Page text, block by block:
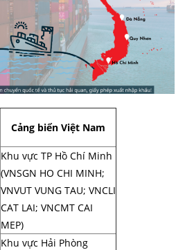
Cảng biển Việt Nam
Khu vực TP Hồ Chí Minh
(VNSGN HO CHI MINH;
VNVUT VUNG TAU; VNCLI
CAT LAI; VNCMT CAI
MEP)
Khu vực Hải Phòng